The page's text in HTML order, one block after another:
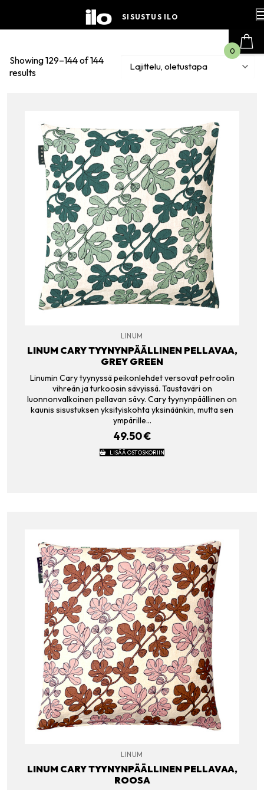
SISUSTUS ILO
Showing 129–144 of 144
results
LINUM
LINUM CARY TYYNYNPÄÄLLINEN PELLAVAA,
GREY GREEN
Linumin Cary tyynyssä peikonlehdet versovat petroolin
vihreän ja turkoosin sävyissä. Taustaväri on
luonnonvalkoinen pellavan sävy. Cary tyynynpäällinen on
kaunis sisustuksen yksityiskohta yksinäänkin, mutta sen
ympärille…
49.50€
LISÄÄ OSTOSKORIIN
LINUM
LINUM CARY TYYNYNPÄÄLLINEN PELLAVAA,
ROOSA
0